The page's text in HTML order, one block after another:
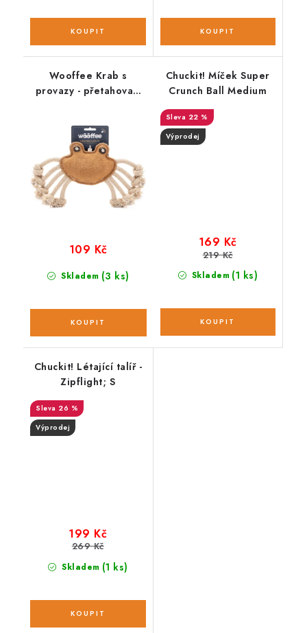
Wooffee Krab s
provazy - přetahovací
Skladem (3 ks)
109 Kč
Chuckit! Míček Super
Crunch Ball Medium
22 %
Výprodej
Skladem (1 ks)
169 Kč
219 Kč
Chuckit! Létající talíř -
Zipflight; S
26 %
Výprodej
Skladem (1 ks)
199 Kč
269 Kč